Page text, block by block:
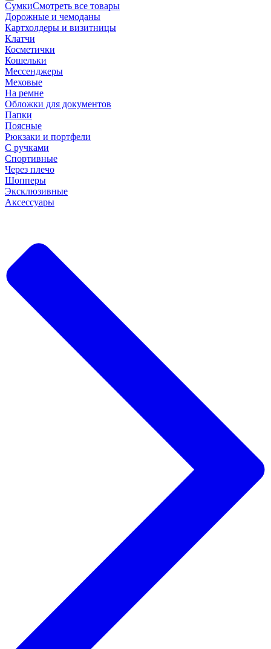
СумкиСмотреть все товары
Дорожные и чемоданы
Картхолдеры и визитницы
Клатчи
Косметички
Кошельки
Мессенджеры
Меховые
На ремне
Обложки для документов
Папки
Поясные
Рюкзаки и портфели
С ручками
Спортивные
Через плечо
Шопперы
Эксклюзивные
Аксессуары